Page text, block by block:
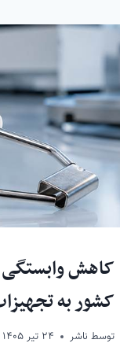
کاهش وابستگی
کشور به
توسط ناشر ۲۴ تیر ۱۴۰۵